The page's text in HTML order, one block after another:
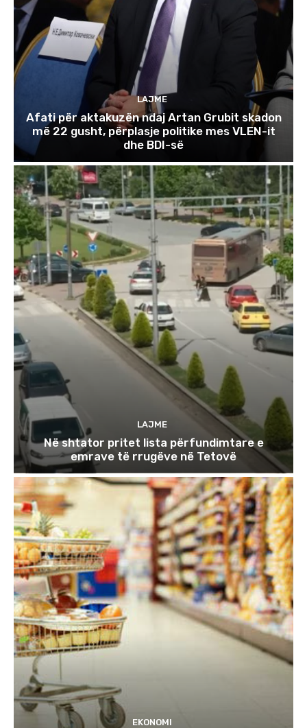
LAJME
Afati për aktakuzën ndaj Artan Grubit skadon
më 22 gusht, përplasje politike mes VLEN-it
dhe BDI-së
LAJME
Në shtator pritet lista përfundimtare e
emrave të rrugëve në Tetovë
EKONOMI